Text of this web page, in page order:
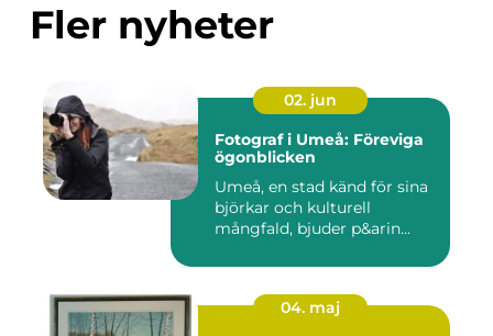
Fler nyheter
02. jun
Fotograf i Umeå: Föreviga
ögonblicken
Umeå, en stad känd för sina
björkar och kulturell
mångfald, bjuder p&arin...
04. maj